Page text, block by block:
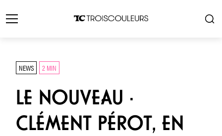
NEWS 2 MIN
LE NOUVEAU ·
CLÉMENT PÉROT, EN